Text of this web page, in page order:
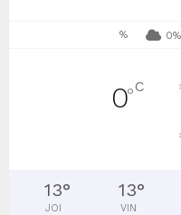
% 0%
0°C
13°
JOI
13°
VIN